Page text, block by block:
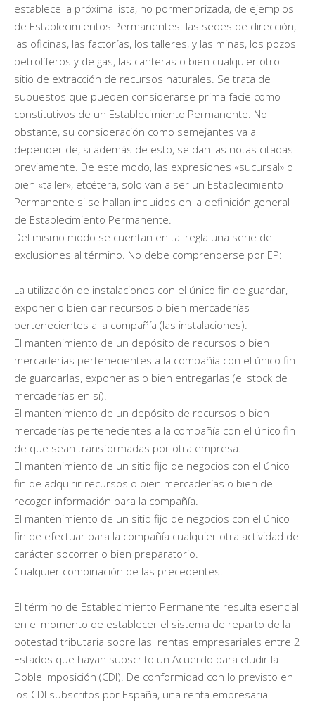
establece la próxima lista, no pormenorizada, de ejemplos
de Establecimientos Permanentes: las sedes de dirección,
las oficinas, las factorías, los talleres, y las minas, los pozos
petrolíferos y de gas, las canteras o bien cualquier otro
sitio de extracción de recursos naturales. Se trata de
supuestos que pueden considerarse prima facie como
constitutivos de un Establecimiento Permanente. No
obstante, su consideración como semejantes va a
depender de, si además de esto, se dan las notas citadas
previamente. De este modo, las expresiones «sucursal» o
bien «taller», etcétera, solo van a ser un Establecimiento
Permanente si se hallan incluidos en la definición general
de Establecimiento Permanente.
Del mismo modo se cuentan en tal regla una serie de
exclusiones al término. No debe comprenderse por EP:
La utilización de instalaciones con el único fin de guardar,
exponer o bien dar recursos o bien mercaderías
pertenecientes a la compañía (las instalaciones).
El mantenimiento de un depósito de recursos o bien
mercaderías pertenecientes a la compañía con el único fin
de guardarlas, exponerlas o bien entregarlas (el stock de
mercaderías en sí).
El mantenimiento de un depósito de recursos o bien
mercaderías pertenecientes a la compañía con el único fin
de que sean transformadas por otra empresa.
El mantenimiento de un sitio fijo de negocios con el único
fin de adquirir recursos o bien mercaderías o bien de
recoger información para la compañía.
El mantenimiento de un sitio fijo de negocios con el único
fin de efectuar para la compañía cualquier otra actividad de
carácter socorrer o bien preparatorio.
Cualquier combinación de las precedentes.
El término de Establecimiento Permanente resulta esencial
en el momento de establecer el sistema de reparto de la
potestad tributaria sobre las rentas empresariales entre 2
Estados que hayan subscrito un Acuerdo para eludir la
Doble Imposición (CDI). De conformidad con lo previsto en
los CDI subscritos por España, una renta empresarial